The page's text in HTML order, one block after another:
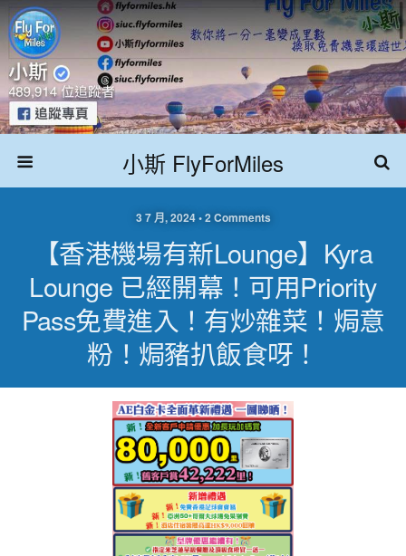
小斯 FlyForMiles
3 7 月, 2024 • 2 Comments
【香港機場有新lounge】Kyra
Lounge 已經開幕！可用Priority
Pass免費進入！有炒雜菜！焗意
粉！焗豬扒飯食呀！